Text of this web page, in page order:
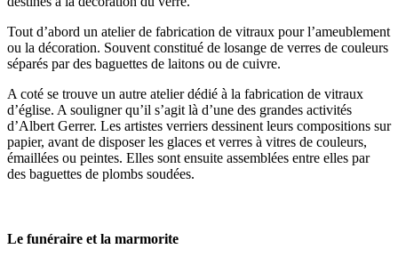
Tout d’abord un atelier de fabrication de vitraux pour l’ameublement
ou la décoration. Souvent constitué de losange de verres de couleurs
séparés par des baguettes de laitons ou de cuivre.
A coté se trouve un autre atelier dédié à la fabrication de vitraux
d’église. A souligner qu’il s’agit là d’une des grandes activités
d’Albert Gerrer. Les artistes verriers dessinent leurs compositions sur
papier, avant de disposer les glaces et verres à vitres de couleurs,
émaillées ou peintes. Elles sont ensuite assemblées entre elles par
des baguettes de plombs soudées.
Le funéraire et la marmorite